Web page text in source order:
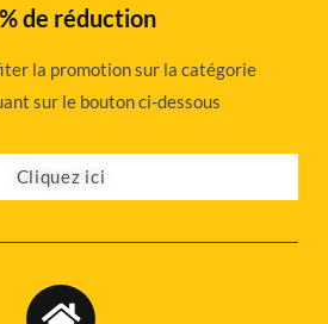
de réduction
la promotion sur la catégorie
sur le bouton ci-dessous
Cliquez ici